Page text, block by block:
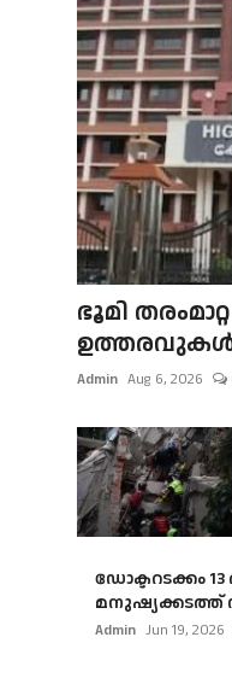
ഭൂമി
ഉത്തരവുകൾ
Admin Aug 6, 2026
ഡോക്ടറടക്കം
മനുഷ്യക്കടത്ത്
Admin Jun 19, 2026